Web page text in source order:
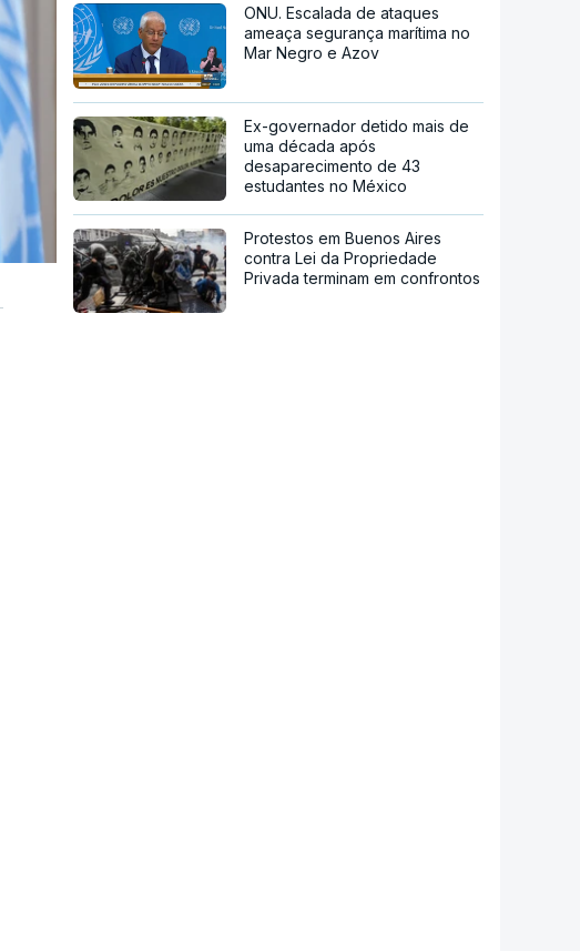
ONU. Escalada de ataques
ameaça segurança marítima no
Mar Negro e Azov
Ex-governador detido mais de
uma década após
desaparecimento de 43
estudantes no México
Protestos em Buenos Aires
contra Lei da Propriedade
Privada terminam em confrontos